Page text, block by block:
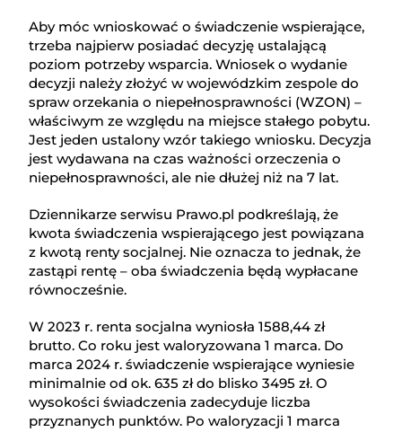
Aby móc wnioskować o świadczenie wspierające,
trzeba najpierw posiadać decyzję ustalającą
poziom potrzeby wsparcia. Wniosek o wydanie
decyzji należy złożyć w wojewódzkim zespole do
spraw orzekania o niepełnosprawności (WZON) –
właściwym ze względu na miejsce stałego pobytu.
Jest jeden ustalony wzór takiego wniosku. Decyzja
jest wydawana na czas ważności orzeczenia o
niepełnosprawności, ale nie dłużej niż na 7 lat.
Dziennikarze serwisu Prawo.pl podkreślają, że
kwota świadczenia wspierającego jest powiązana
z kwotą renty socjalnej. Nie oznacza to jednak, że
zastąpi rentę – oba świadczenia będą wypłacane
równocześnie.
W 2023 r. renta socjalna wyniosła 1588,44 zł
brutto. Co roku jest waloryzowana 1 marca. Do
marca 2024 r. świadczenie wspierające wyniesie
minimalnie od ok. 635 zł do blisko 3495 zł. O
wysokości świadczenia zadecyduje liczba
przyznanych punktów. Po waloryzacji 1 marca